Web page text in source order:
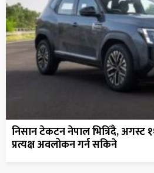
निसान टेकटन नेपाल भित्रिँदै, अगस्ट
प्रत्यक्ष अवलोकन गर्न सकिने